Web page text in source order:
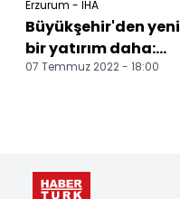
Erzurum - İHA
Büyükşehir'den yeni
bir yatırım daha:
Tortum Canlı
07 Temmuz 2022 - 18:00